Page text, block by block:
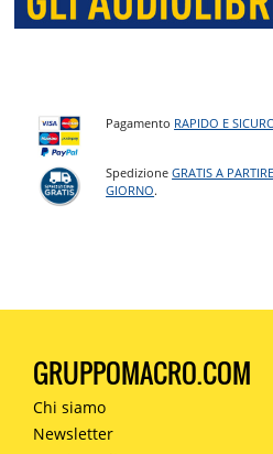
Pagamento RAPIDO E
SpedizioneGRATIS A
GIORNO.
GRUPPOMACRO.COM
Chi siamo
Newsletter